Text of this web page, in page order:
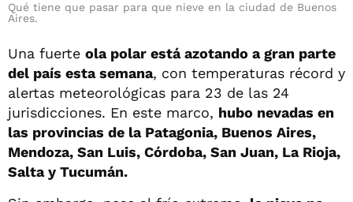
Qué tiene que pasar para que nieve en la ciudad de Buenos
Aires.
Una fuerte ola polar está azotando a gran parte
del país esta semana, con temperaturas récord y
alertas meteorológicas para 23 de las 24
jurisdicciones. En este marco, hubo nevadas en
las provincias de la Patagonia, Buenos Aires,
Mendoza, San Luis, Córdoba, San Juan, La Rioja,
Salta y Tucumán.